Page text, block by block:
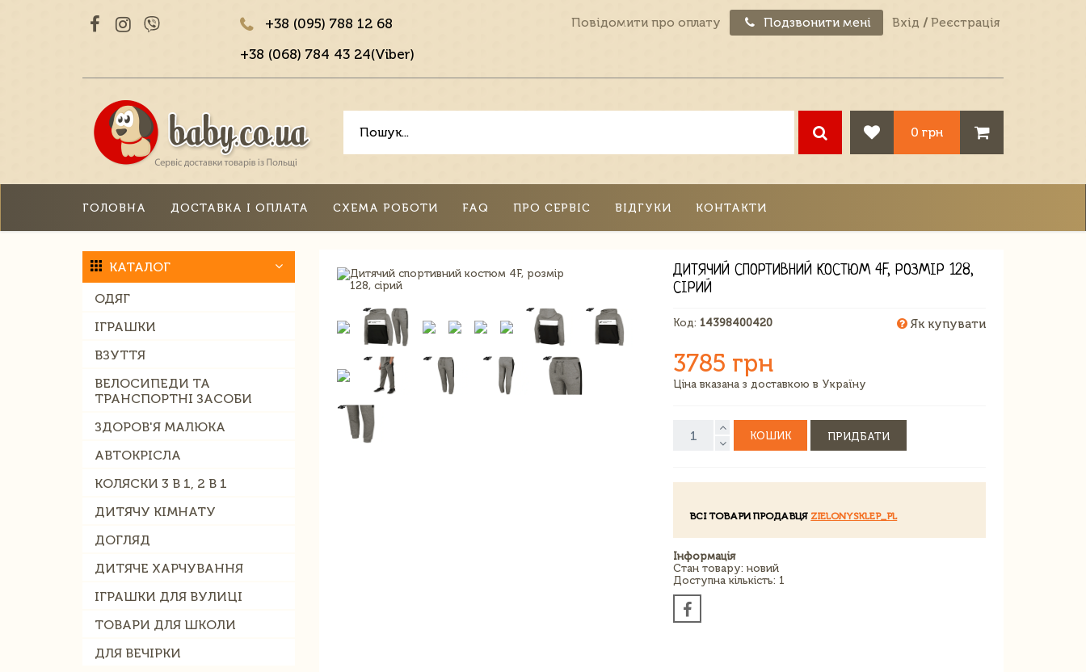
+38 (095) 788 12 68
+38 (068) 784 43 24(Viber)
Повідомити про оплату Подзвонити мені Вхід / Реєстрація
0 грн
ГОЛОВНА ДОСТАВКА І ОПЛАТА СХЕМА РОБОТИ FAQ ПРО СЕРВІС ВІДГУКИ КОНТАКТИ
КАТАЛОГ
ОДЯГ
ІГРАШКИ
ВЗУТТЯ
ВЕЛОСИПЕДИ ТА
ТРАНСПОРТНІ ЗАСОБИ
ЗДОРОВ'Я МАЛЮКА
АВТОКРІСЛА
КОЛЯСКИ 3 В 1, 2 В 1
ДИТЯЧУ КІМНАТУ
ДОГЛЯД
ДИТЯЧЕ ХАРЧУВАННЯ
ІГРАШКИ ДЛЯ ВУЛИЦІ
ТОВАРИ ДЛЯ ШКОЛИ
ДЛЯ ВЕЧІРКИ
ДИТЯЧИЙ СПОРТИВНИЙ КОСТЮМ 4F, РОЗМІР 128,
СІРИЙ
Код: 14398400420 Як купувати
3785 грн
Ціна вказана з доставкою в Україну
КОШИК ПРИДБАТИ
ВСІ ТОВАРИ ПРОДАВЦЯ ZIELONYSKLEP_PL
Інформація
Стан товару: новий
Доступна кількість: 1